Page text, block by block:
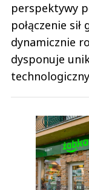
perspektywy
połączenie
dynamicznie
dysponuje